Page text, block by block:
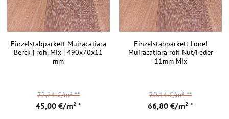
Einzelstabparkett Muiracatiara
Berck | roh, Mix | 490x70x11
mm
45,00 €/m² *
72,24 €/m²**
Einzelstabparkett Lonel
Muiracatiara roh Nut/Feder
11mm Mix
66,80 €/m² *
70,14 €/m²**